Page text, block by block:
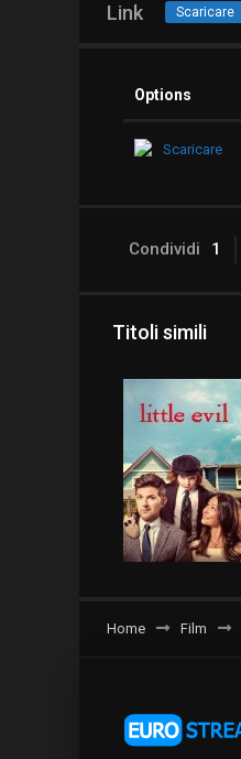
Link Scaricare
Options
Scaricare
Condividi 1
Titoli simili
Home Film